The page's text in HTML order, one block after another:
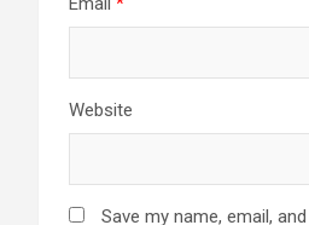
Website
Save my name, email,